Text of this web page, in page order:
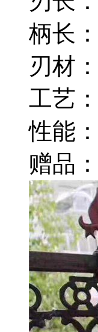
柄长
刃材
工艺
性能
赠品